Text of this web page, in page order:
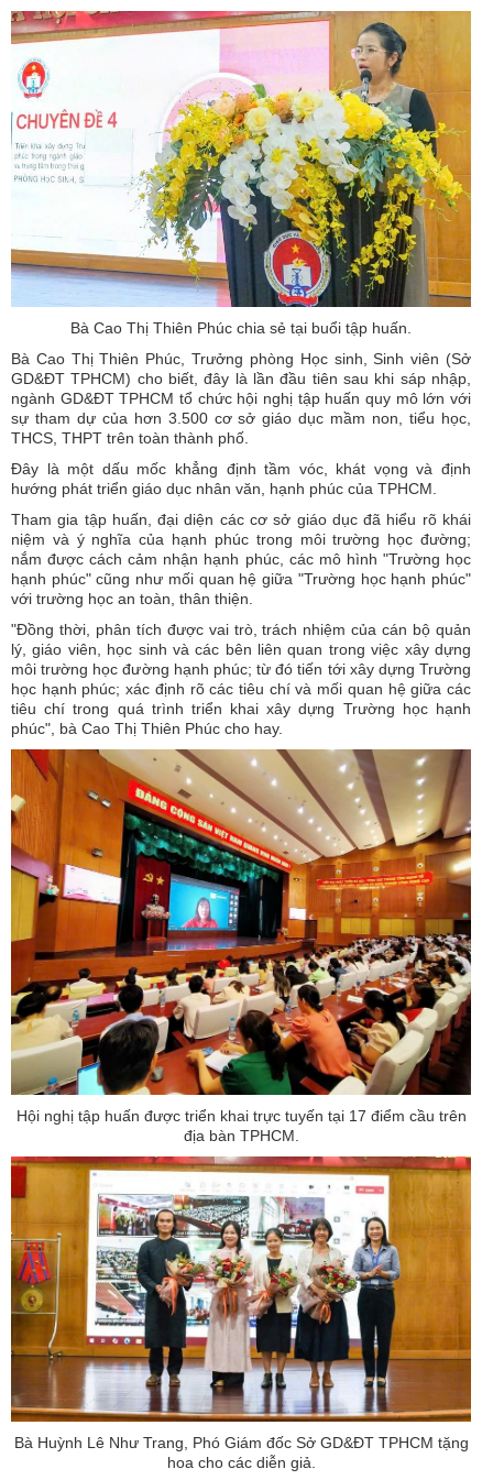
Bà Cao Thị Thiên Phúc chia sẻ tại buổi tập huấn.
Bà Cao Thị Thiên Phúc, Trưởng phòng Học sinh, Sinh viên (Sở
GD&ĐT TPHCM) cho biết, đây là lần đầu tiên sau khi sáp nhập,
ngành GD&ĐT TPHCM tổ chức hội nghị tập huấn quy mô lớn với
sự tham dự của hơn 3.500 cơ sở giáo dục mầm non, tiểu học,
THCS, THPT trên toàn thành phố.
Đây là một dấu mốc khẳng định tầm vóc, khát vọng và định
hướng phát triển giáo dục nhân văn, hạnh phúc của TPHCM.
Tham gia tập huấn, đại diện các cơ sở giáo dục đã hiểu rõ khái
niệm và ý nghĩa của hạnh phúc trong môi trường học đường;
nắm được cách cảm nhận hạnh phúc, các mô hình "Trường học
hạnh phúc" cũng như mối quan hệ giữa "Trường học hạnh phúc"
với trường học an toàn, thân thiện.
"Đồng thời, phân tích được vai trò, trách nhiệm của cán bộ quản
lý, giáo viên, học sinh và các bên liên quan trong việc xây dựng
môi trường học đường hạnh phúc; từ đó tiến tới xây dựng Trường
học hạnh phúc; xác định rõ các tiêu chí và mối quan hệ giữa các
tiêu chí trong quá trình triển khai xây dựng Trường học hạnh
phúc", bà Cao Thị Thiên Phúc cho hay.
Hội nghị tập huấn được triển khai trực tuyến tại 17 điểm cầu trên
địa bàn TPHCM.
Bà Huỳnh Lê Như Trang, Phó Giám đốc Sở GD&ĐT TPHCM tặng
hoa cho các diễn giả.